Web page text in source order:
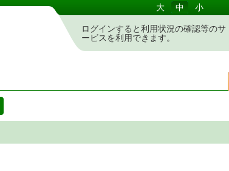
大 中 小
ログインすると利用状況の確認等のサ
ービスを利用できます。